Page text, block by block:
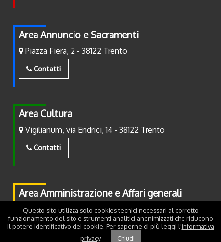
Area Annuncio e Sacramenti
Piazza Fiera, 2 - 38122 Trento
Contatti
Area Cultura
Vigilianum, via Endrici, 14 - 38122 Trento
Contatti
Area Amministrazione e Affari generali
Piazza Fiera, 2 - 38122 Trento
Contatti
Questo sito utilizza solo cookies tecnici necessari al corretto
funzionamento del sito e strumenti analitici anonimizzati che riducono
il potere identificativo dei cookie. Per saperne di più leggi l'informativa
privacy. Chiudi